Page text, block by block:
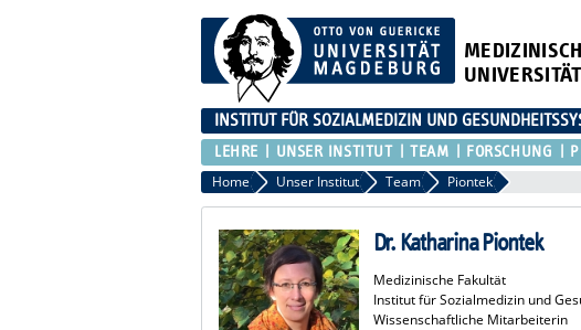
INSTITUT FÜR SOZIALMEDIZIN UND
LEHRE UNSER INSTITUT TEAM FORSCHUNG
Home Unser Institut Team Piontek
Dr. Katharina Piontek
Medizinische Fakultät
Institut für Sozialmedizin und
Wissenschaftliche Mitarbeiterin